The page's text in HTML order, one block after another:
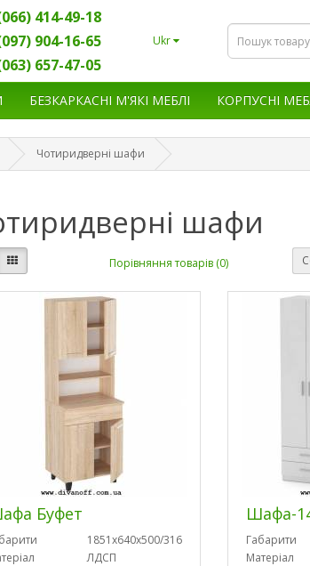
414-49-18
904-16-65
657-47-05
Ukr
БЕЗКАРКАСНІ М'ЯКІ МЕБЛІ КОРПУСНІ
Чотиридверні шафи
шафи
Порівняння товарів (0)
Буфет
1851х640х500/316
ЛДСП
Шафа-
Габарити
Матеріал